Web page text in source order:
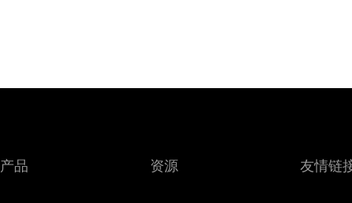
产品 资源 友情链